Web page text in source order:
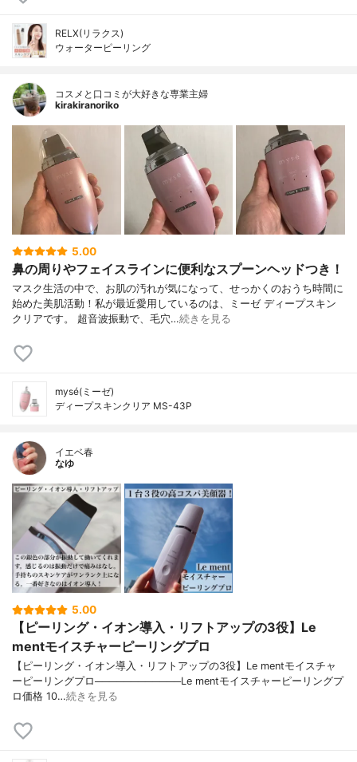
RELX(リラクス)
ウォーターピーリング
コスメと口コミが大好きな専業主婦
kirakiranoriko
5.00
鼻の周りやフェイスラインに便利なスプーンヘッドつき！
マスク生活の中で、お肌の汚れが気になって、せっかくのおうち時間に
始めた美肌活動！私が最近愛用しているのは、ミーゼ ディープスキン
クリアです。 超音波振動で、毛穴…続きを見る
mysé(ミーゼ)
ディープスキンクリア MS-43P
イエベ春
なゆ
5.00
【ピーリング・イオン導入・リフトアップの3役】Le
mentモイスチャーピーリングプロ
【ピーリング・イオン導入・リフトアップの3役】Le mentモイスチャ
ーピーリングプロ────────────Le mentモイスチャーピーリングプ
ロ価格 10…続きを見る